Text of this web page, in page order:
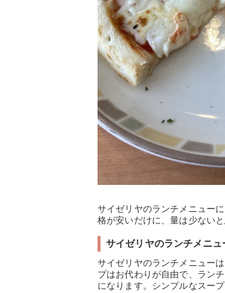
サイゼリヤのランチメニュー
格が安いだけに、量は少ない
サイゼリヤのランチメニ
サイゼリヤのランチメニュー
プはお代わりが自由で、ラン
になります。シンプルなスー